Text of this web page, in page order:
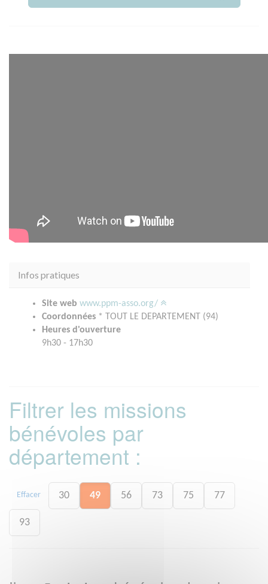
Infos pratiques
Site web www.ppm-asso.org/
Coordonnées * TOUT LE DEPARTEMENT (94)
Heures d'ouverture
9h30 - 17h30
Filtrer les missions
bénévoles par
département :
Effacer 30 49 56 73 75 77
93